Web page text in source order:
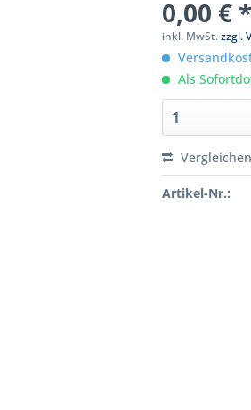
0,00 € *
inkl. MwSt.zzgl.
Als
Vergleichen
Artikel-Nr.: